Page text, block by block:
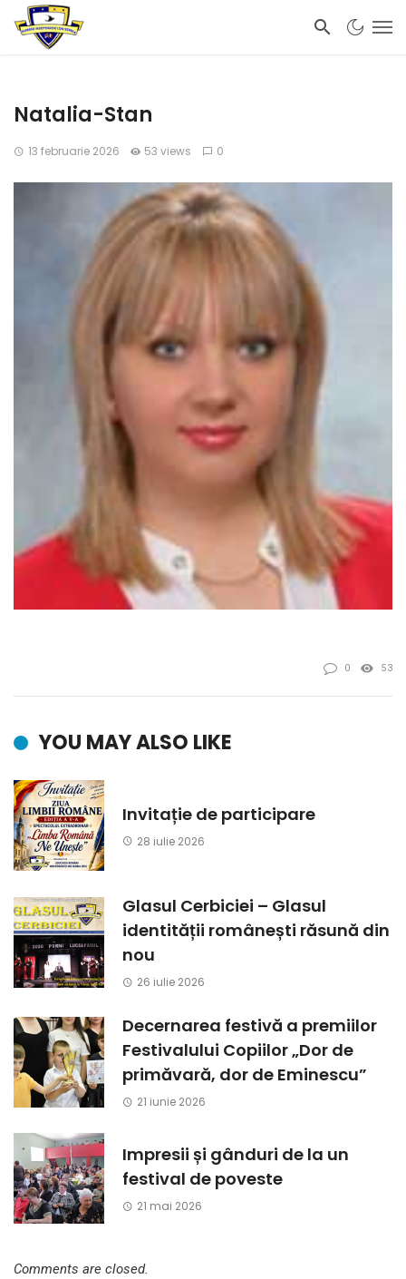
Natalia-Stan
13 februarie 2026 53 views 0
0 53
YOU MAY ALSO LIKE
Invitație de participare
28 iulie 2026
Glasul Cerbiciei – Glasul
identității românești răsună din
nou
26 iulie 2026
Decernarea festivă a premiilor
Festivalului Copiilor „Dor de
primăvară, dor de Eminescu”
21 iunie 2026
Impresii și gânduri de la un
festival de poveste
21 mai 2026
Comments are closed.